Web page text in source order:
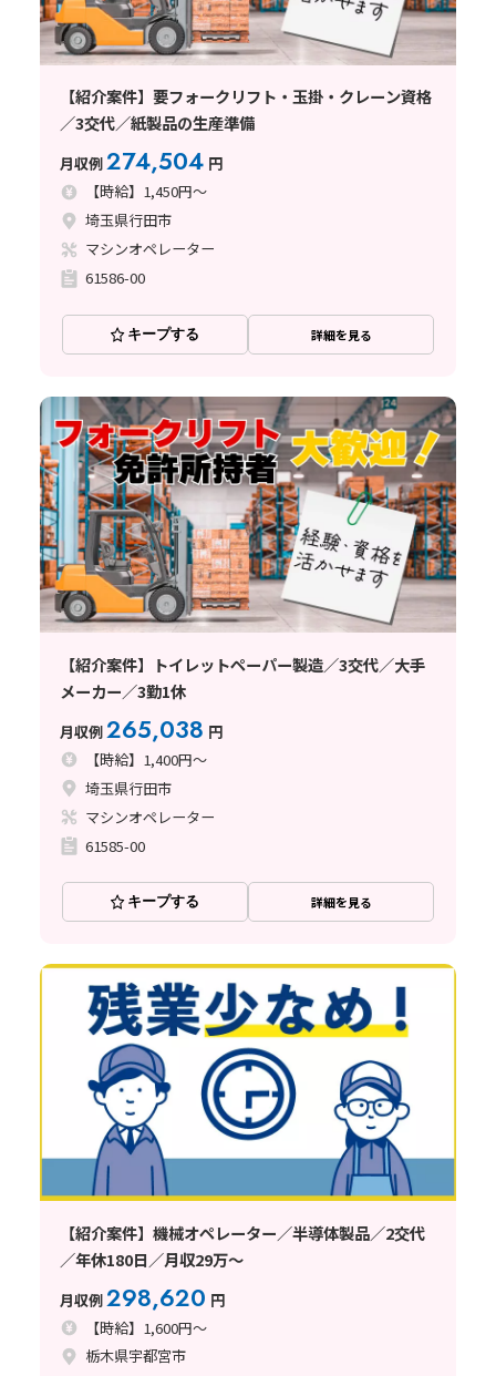
【紹介案件】要フォークリフト・玉掛・クレーン資格
／3交代／紙製品の生産準備
月収例274,504 円
【時給】1,450円～
埼玉県行田市
マシンオペレーター
61586-00
キープする 詳細を見る
【紹介案件】トイレットペーパー製造／3交代／大手
メーカー／3勤1休
月収例265,038 円
【時給】1,400円～
埼玉県行田市
マシンオペレーター
61585-00
キープする 詳細を見る
【紹介案件】機械オペレーター／半導体製品／2交代
／年休180日／月収29万～
月収例298,620 円
【時給】1,600円～
栃木県宇都宮市